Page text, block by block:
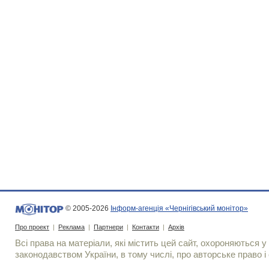
© 2005-2026 Інформ-агенція «Чернігівський монітор»
Про проект | Реклама | Партнери | Контакти | Архів
Всі права на матеріали, які містить цей сайт, охороняються у
законодавством України, в тому числі, про авторське право і